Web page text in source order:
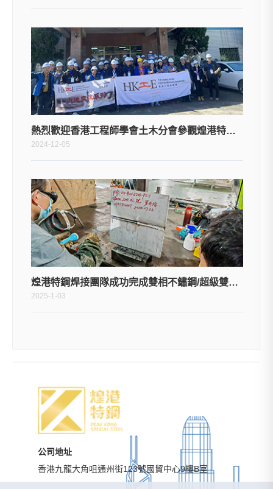
熱烈歡迎香港工程師學會土木分會參觀煌港特鋼工廠
2024-12-05
煌港特鋼焊接團隊成功完成雙相不鏽鋼/超級雙相不鏽鋼2205/2507焊接工藝考試
2025-1-03
公司地址
香港九龍大角咀通州街123號國貿中心9樓B室